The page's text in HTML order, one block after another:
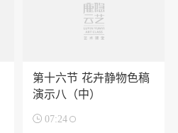
第十六节 花卉静物色稿
演示八（中）
 07:24